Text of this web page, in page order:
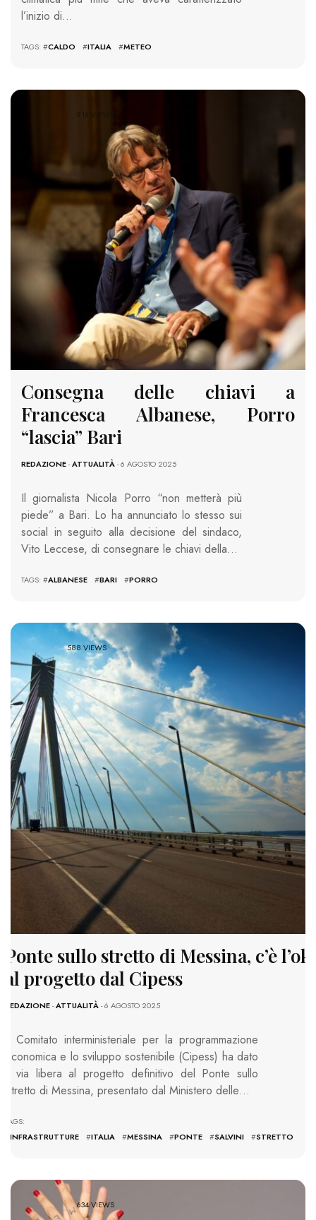
l’inizio di…
TAGS: #CALDO #ITALIA #METEO
916 VIEWS
Consegna delle chiavi a
Francesca Albanese, Porro
“lascia” Bari
REDAZIONE-ATTUALITÀ- 6 AGOSTO 2025
Il giornalista Nicola Porro “non metterà più
piede” a Bari. Lo ha annunciato lo stesso sui
social in seguito alla decisione del sindaco,
Vito Leccese, di consegnare le chiavi della…
TAGS: #ALBANESE #BARI #PORRO
588 VIEWS
Ponte sullo stretto di Messina, c’è l’ok
al progetto dal Cipess
REDAZIONE-ATTUALITÀ- 6 AGOSTO 2025
Il Comitato interministeriale per la programmazione
economica e lo sviluppo sostenibile (Cipess) ha dato
il via libera al progetto definitivo del Ponte sullo
Stretto di Messina, presentato dal Ministero delle…
TAGS:
INFRASTRUTTURE #ITALIA #MESSINA #PONTE #SALVINI #STRETTO
634 VIEWS